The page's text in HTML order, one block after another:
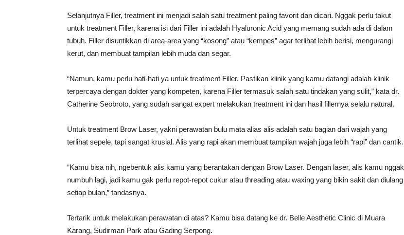
Selanjutnya Filler, treatment ini menjadi salah satu treatment paling favorit dan dicari. Nggak perlu takut
untuk treatment Filler, karena isi dari Filler ini adalah Hyaluronic Acid yang memang sudah ada di dalam
tubuh. Filler disuntikkan di area-area yang “kosong” atau “kempes” agar terlihat lebih berisi, mengurangi
kerut, dan membuat tampilan lebih muda dan segar.
“Namun, kamu perlu hati-hati ya untuk treatment Filler. Pastikan klinik yang kamu datangi adalah klinik
terpercaya dengan dokter yang kompeten, karena Filler termasuk salah satu tindakan yang sulit,” kata dr.
Catherine Seobroto, yang sudah sangat expert melakukan treatment ini dan hasil fillernya selalu natural.
Untuk treatment Brow Laser, yakni perawatan bulu mata alias alis adalah satu bagian dari wajah yang
terlihat sepele, tapi sangat krusial. Alis yang rapi akan membuat tampilan wajah juga lebih “rapi” dan cantik.
“Kamu bisa nih, ngebentuk alis kamu yang berantakan dengan Brow Laser. Dengan laser, alis kamu nggak
numbuh lagi, jadi kamu gak perlu repot-repot cukur atau threading atau waxing yang bikin sakit dan diulang
setiap bulan,” tandasnya.
Tertarik untuk melakukan perawatan di atas? Kamu bisa datang ke dr. Belle Aesthetic Clinic di Muara
Karang, Sudirman Park atau Gading Serpong.